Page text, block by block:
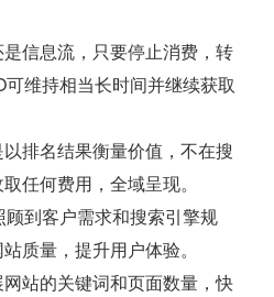
信息流，只要停止消费，转
维持相当长时间并继续获取
排名结果衡量价值，不在搜
任何费用，全域呈现。
顾到客户需求和搜索引擎规
质量，提升用户体验。
站的关键词和页面数量，快